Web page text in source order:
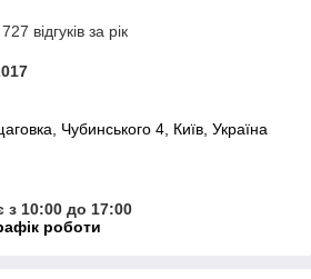
відгуків за рік
Чубинського 4, Київ, Україна
з 10:00 до 17:00
роботи